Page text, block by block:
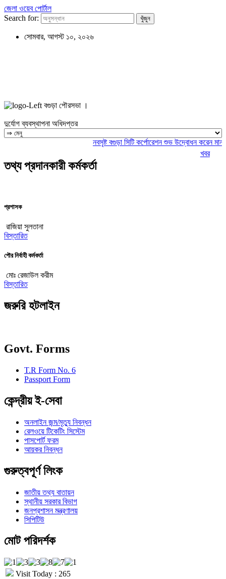
জেলা ওয়েব পোর্টাল
Search for:
সোমবার, আগস্ট ১০, ২০২৬
বগুড়া পৌরসভা ।
দুর্যোগ ব্যবস্থাপনা অধিদপ্তর
নবসৃষ্ট বগুড়া সিটি কর্পোরেশন শুভ উদ্বোধন করেন
খবর
তথ্য প্রদানকারী কর্মকর্তা
প্রশাসক
রাজিয়া সুলতানা
বিস্তারিত
পৌর নির্বাহী কর্মকর্তা
মোঃ রেজাউল করীম
বিস্তারিত
জরুরি হটলাইন
Govt. Forms
T.R Form No. 6
Passport Form
কেন্দ্রীয় ই-সেবা
অনলাইন জন্ম/মৃত্যু নিবন্ধন
রেলওয়ে টিকেটিং সিস্টেম
পাসপোর্ট ফরম
আয়কর নিবন্ধন
গুরুত্বপূর্ণ লিংক
জাতীয় তথ্য বাতায়ন
স্থানীয় সরকার বিভাগ
জনপ্রশাসন মন্ত্রণালয়
সিপিটিউ
মোট পরিদর্শক
Visit Today : 265